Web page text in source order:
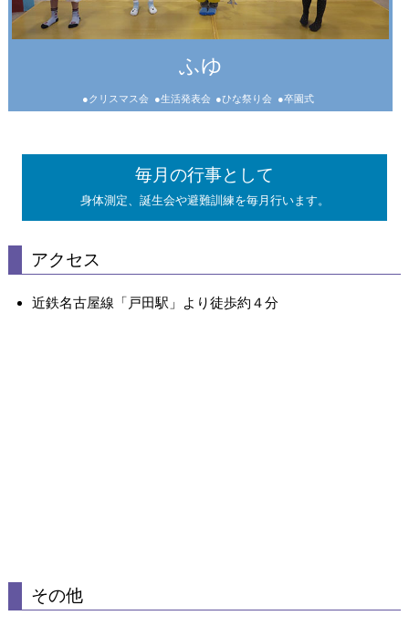
ふゆ
●クリスマス会 ●生活発表会 ●ひな祭り会 ●卒園式
毎月の行事として
身体測定、誕生会や避難訓練を毎月行います。
アクセス
近鉄名古屋線「戸田駅」より徒歩約４分
その他